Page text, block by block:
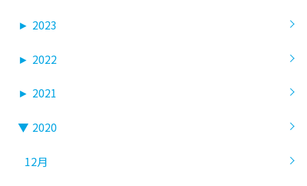
► 2023
► 2022
► 2021
▼ 2020
12月